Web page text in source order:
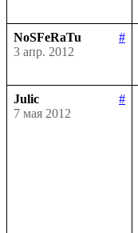
NoSFeRaTu
#
3 апр. 2012
Julic
#
7 мая 2012